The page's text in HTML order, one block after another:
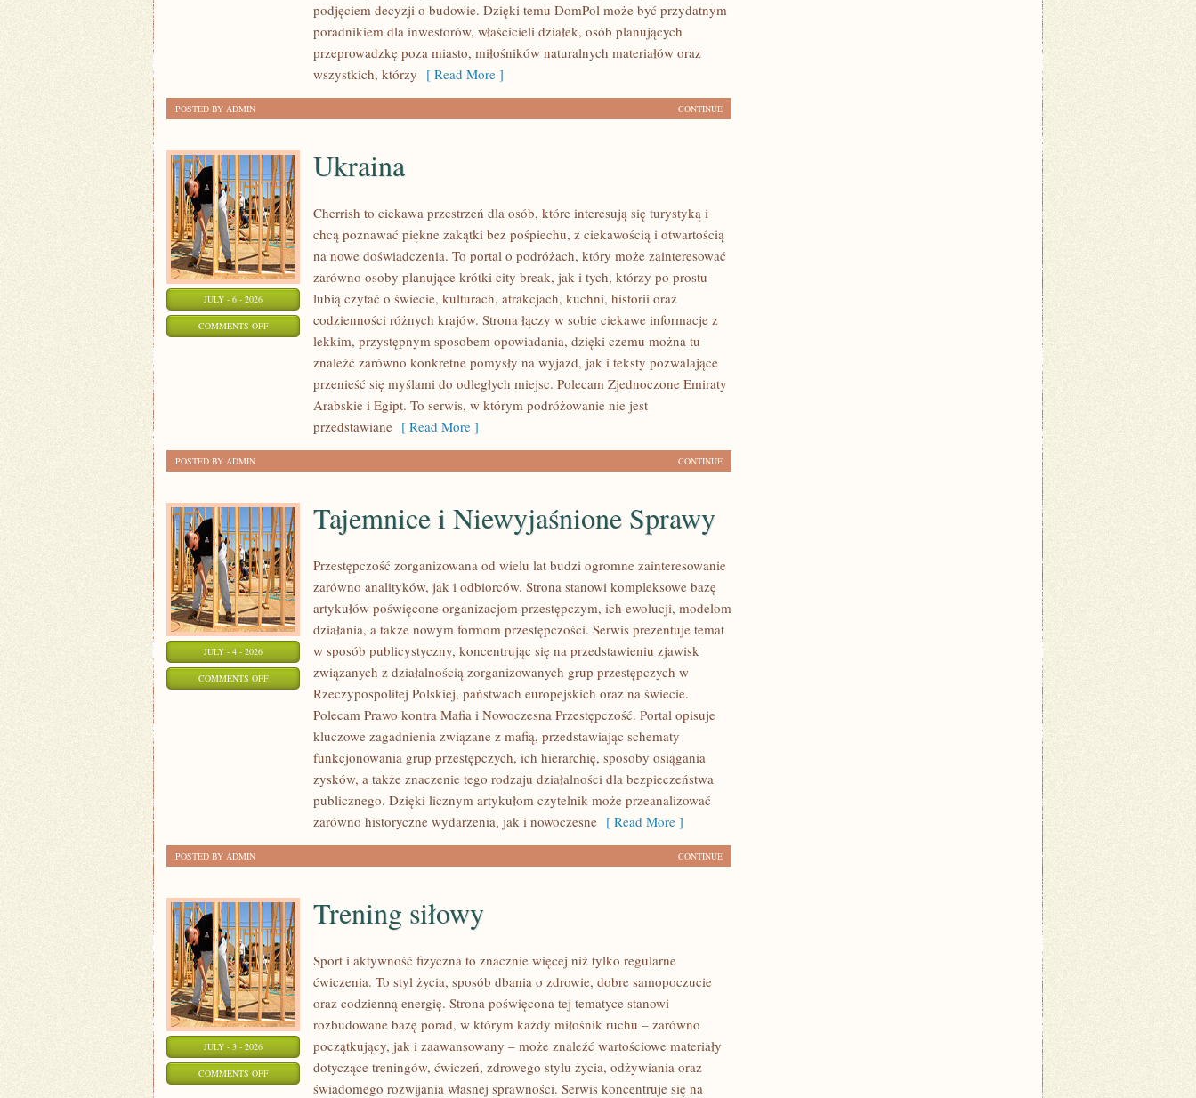
FINANSOWANIEpodjęciem decyzji o budowie. Dzięki temu DomPol może być przydatnym
poradnikiem dla inwestorów, właścicieli działek, osób planujących
przeprowadzkę poza miasto, miłośników naturalnych materiałów oraz
wszystkich, którzy [ Read More ]
CONTINUE
POSTED BY ADMIN
JULY - 6 - 2026
COMMENTS OFFON
Ukraina
Cherrish to ciekawa przestrzeń dla osób, które interesują się turystyką i
chcą poznawać piękne zakątki bez pośpiechu, z ciekawością i otwartością
na nowe doświadczenia. To portal o podróżach, który może zainteresować
zarówno osoby planujące krótki city break, jak i tych, którzy po prostu
lubią czytać o świecie, kulturach, atrakcjach, kuchni, historii oraz
codzienności różnych krajów. Strona łączy w sobie ciekawe informacje z
lekkim, przystępnym sposobem opowiadania, dzięki czemu można tu
znaleźć zarówno konkretne pomysły na wyjazd, jak i teksty pozwalające
przenieść się myślami do odległych miejsc. Polecam Zjednoczone Emiraty
Arabskie i Egipt. To serwis, w którym podróżowanie nie jest
przedstawiane [ Read More ]
CONTINUE
POSTED BY ADMIN
JULY - 4 - 2026
COMMENTS OFFON
TAJEMNICE
NIEWYJAŚNIONE
Tajemnice i Niewyjaśnione Sprawy
Przestępczość zorganizowana od wielu lat budzi ogromne zainteresowanie
zarówno analityków, jak i odbiorców. Strona stanowi kompleksowe bazę
artykułów poświęcone organizacjom przestępczym, ich ewolucji, modelom
działania, a także nowym formom przestępczości. Serwis prezentuje temat
w sposób publicystyczny, koncentrując się na przedstawieniu zjawisk
związanych z działalnością zorganizowanych grup przestępczych w
Rzeczypospolitej Polskiej, państwach europejskich oraz na świecie.
Polecam Prawo kontra Mafia i Nowoczesna Przestępczość. Portal opisuje
kluczowe zagadnienia związane z mafią, przedstawiając schematy
funkcjonowania grup przestępczych, ich hierarchię, sposoby osiągania
zysków, a także znaczenie tego rodzaju działalności dla bezpieczeństwa
publicznego. Dzięki licznym artykułom czytelnik może przeanalizować
zarówno historyczne wydarzenia, jak i nowoczesne [ Read More ]
CONTINUE
POSTED BY ADMIN
JULY - 3 - 2026
COMMENTS OFFON
Trening siłowy
Sport i aktywność fizyczna to znacznie więcej niż tylko regularne
ćwiczenia. To styl życia, sposób dbania o zdrowie, dobre samopoczucie
oraz codzienną energię. Strona poświęcona tej tematyce stanowi
rozbudowane bazę porad, w którym każdy miłośnik ruchu – zarówno
początkujący, jak i zaawansowany – może znaleźć wartościowe materiały
dotyczące treningów, ćwiczeń, zdrowego stylu życia, odżywiania oraz
świadomego rozwijania własnej sprawności. Serwis koncentruje się na